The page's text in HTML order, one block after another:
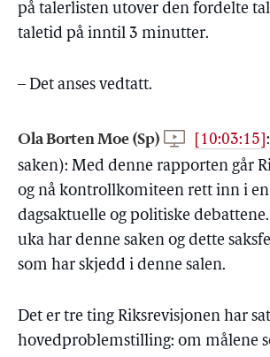
på talerlisten utover den fordelte
taletid på inntil 3 minutter.
– Det anses vedtatt.
Ola Borten Moe (Sp) [10:03:15] :
saken): Med denne rapporten går
og nå kontrollkomiteen rett inn i en
dagsaktuelle og politiske
uka har denne saken og dette
som har skjedd i denne salen.
Det er tre ting Riksrevisjonen har
hovedproblemstilling: om målene